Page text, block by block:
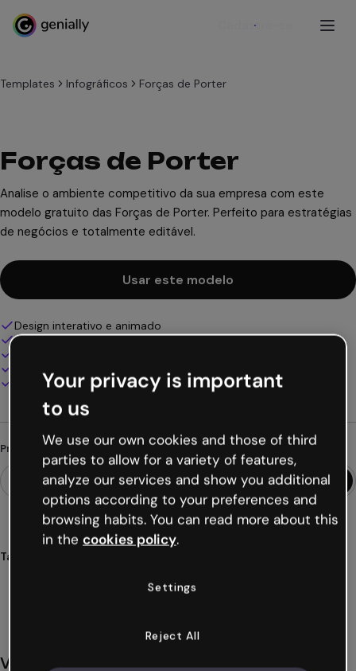
Cadastre-se
Templates Infográficos Forças de Porter
Forças de Porter
Analise o ambiente competitivo da sua empresa com este
modelo gratuito das Forças de Porter. Perfeito para estratégias
de negócios e totalmente editável.
Usar este modelo
Design interativo e animado
100% personalizável
Baixe em PDF, MP4 e outros formatos
Procurando algo diferente?
Tags
Você também pode gostar
Your privacy is important
to us
We use our own cookies and those of third
parties to allow for a variety of features,
analyze our services and show you additional
options according to your preferences and
browsing habits. You can read more about this
in the cookies policy.
Settings
Reject All